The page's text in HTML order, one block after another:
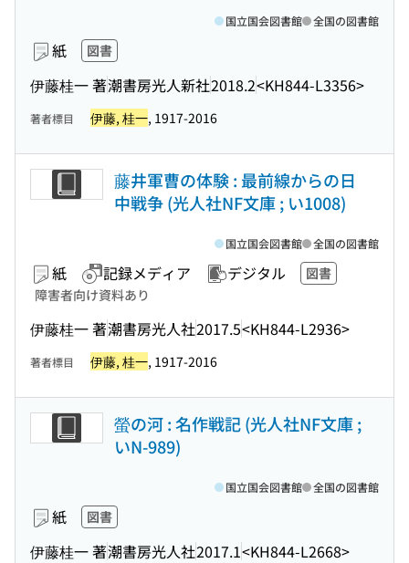
紙 図書
伊藤桂一 著潮書房光人新社2018.2<KH844-L3356>
国立国会図書館 全国の図書館
著者標目 伊藤, 桂一, 1917-2016
藤井軍曹の体験 : 最前線からの日
中戦争 (光人社NF文庫 ; い1008)
紙 記録メディア デジタル
図書
障害者向け資料あり
伊藤桂一 著潮書房光人社2017.5<KH844-L2936>
国立国会図書館 全国の図書館
著者標目 伊藤, 桂一, 1917-2016
螢の河 : 名作戦記 (光人社NF文庫 ;
いN-989)
紙 図書
伊藤桂一 著潮書房光人社2017.1<KH844-L2668>
国立国会図書館 全国の図書館